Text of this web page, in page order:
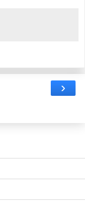
›